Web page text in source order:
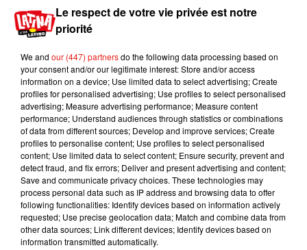
jusqu'aux frontières belges et même dans
l'intérieur des terres dans le Pas de calais et le
températuresminimales qui afficheront sur le
littoral méditerranéen, 13 à 17 degrés. Sur le reste
du pays, le mercure s'échelonne de 6 à 11 degrés,
jusqu'à 14 localement, en Alsace. Pour les
maximales, le thermomètre atteindra 16 à 18
degrés sur les côtes de la Bretagne et de la
Manche. Sur le reste du pays, le mercure
avoisinera 19 à 24 degrés, jusqu'à 27 à
localement 31 degrés en PACA et Corse.
Dimanche,le temps sera plus instable,
notamment sur l'est du Rhône. Quelques
grisailles apparaîtront aussi sur le pourtour
Le respect de votre vie privée est notre
priorité
We and our (447) partnersdo the following data processing based on
your consent and/or our legitimate interest: Store and/or access
information on a device; Use limited data to select advertising; Create
profiles for personalised advertising; Use profiles to select personalised
advertising; Measure advertising performance; Measure content
performance; Understand audiences through statistics or combinations
of data from different sources; Develop and improve services; Create
profiles to personalise content; Use profiles to select personalised
content; Use limited data to select content; Ensure security, prevent and
detect fraud, and fix errors; Deliver and present advertising and content;
Save and communicate privacy choices. These technologies may
process personal data such as IP address and browsing data to offer
following functionalities: Identify devices based on information actively
requested; Use precise geolocation data; Match and combine data from
other data sources; Link different devices; Identify devices based on
information transmitted automatically.